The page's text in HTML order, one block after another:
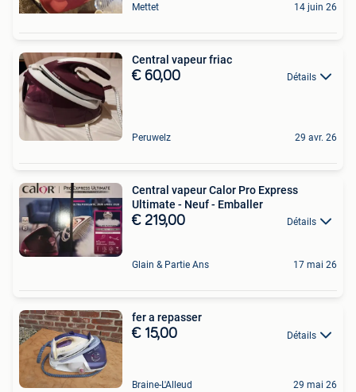
Mettet 14 juin 26
Central vapeur friac
€ 60,00 Détails
Peruwelz 29 avr. 26
Central vapeur Calor Pro Express
Ultimate - Neuf - Emballer
€ 219,00 Détails
Glain & Partie Ans 17 mai 26
fer a repasser
€ 15,00 Détails
Braine-L'Alleud 29 mai 26